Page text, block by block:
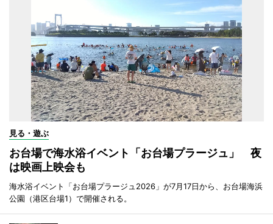
見る・遊ぶ
お台場で海水浴イベント「お台場プラージュ」 夜
は映画上映会も
海水浴イベント「お台場プラージュ2026」が7月17日から、お台場海浜
公園（港区台場1）で開催される。